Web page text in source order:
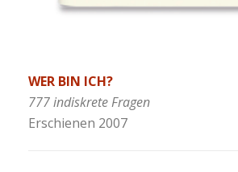
WER BIN ICH?
777 indiskrete Fragen
Erschienen 2007